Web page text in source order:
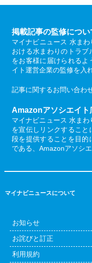
掲載記事の監修につい
マイナビニュース 水ま
おける水まわりのトラブ
をお客様に届けられる
イト運営企業の監修を入
記事に関するお問い合わ
Amazonアソシエイト
マイナビニュース 水ま
を宣伝しリンクするこ
段を提供することを目的
である、Amazonアソシ
マイナビニュースについて
お知らせ
お詫びと訂正
利用規約